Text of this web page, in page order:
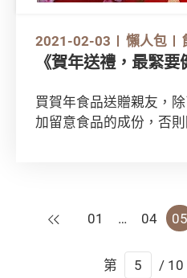
2021-02-03 懶人包
《賀年送禮，最緊要
買賀年食品送贈親友，
加留意食品的成份，否
上一頁
01 … 04 05
第 / 10